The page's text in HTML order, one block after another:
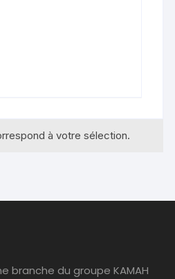
à votre sélection.
branche du groupe KAMAH